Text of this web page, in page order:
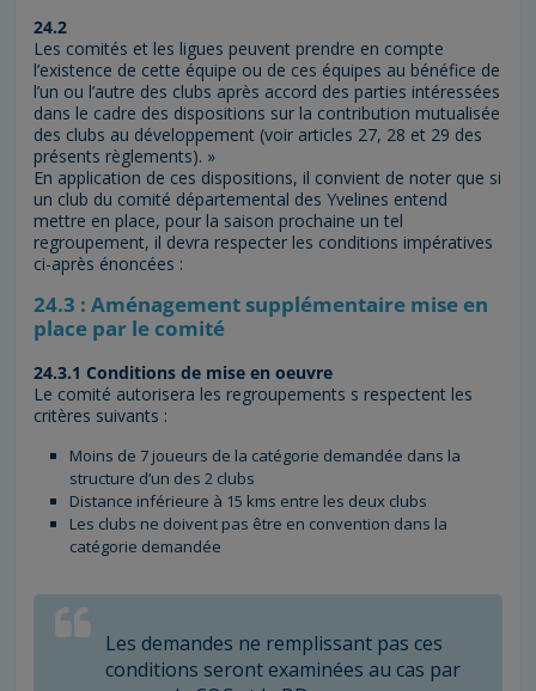
24.2
Les comités et les ligues peuvent prendre en compte
l’existence de cette équipe ou de ces équipes au bénéfice de
l’un ou l’autre des clubs après accord des parties intéressées
dans le cadre des dispositions sur la contribution mutualisée
des clubs au développement (voir articles 27, 28 et 29 des
présents règlements). »
En application de ces dispositions, il convient de noter que si
un club du comité départemental des Yvelines entend
mettre en place, pour la saison prochaine un tel
regroupement, il devra respecter les conditions impératives
ci-après énoncées :
24.3 : Aménagement supplémentaire mise en
place par le comité
24.3.1 Conditions de mise en oeuvre
Le comité autorisera les regroupements s respectent les
critères suivants :
Moins de 7 joueurs de la catégorie demandée dans la
structure d’un des 2 clubs
Distance inférieure à 15 kms entre les deux clubs
Les clubs ne doivent pas être en convention dans la
catégorie demandée
Les demandes ne remplissant pas ces
conditions seront examinées au cas par